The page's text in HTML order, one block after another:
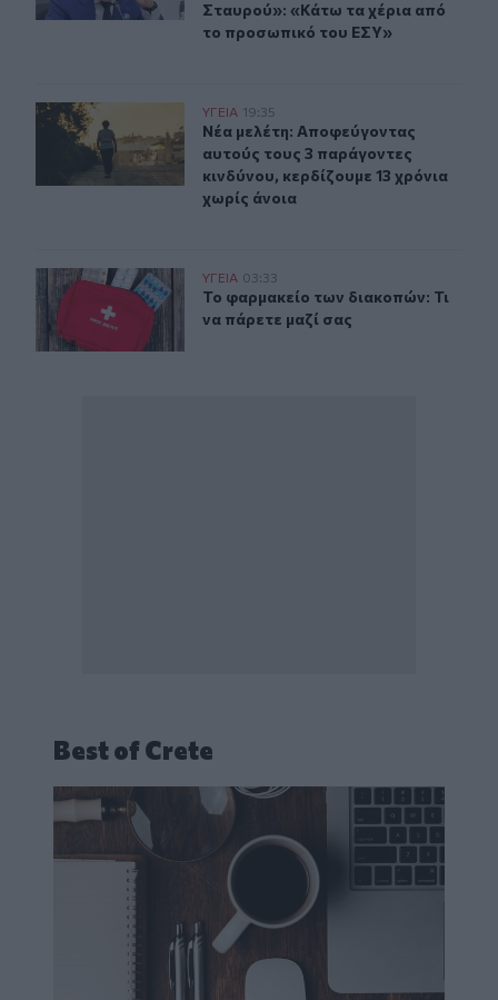
Σταυρού»: «Κάτω τα χέρια από
το προσωπικό του ΕΣΥ»
Νέα μελέτη: Αποφεύγοντας αυτούς τους 3 παράγοντες
ΥΓΕΙΑ 19:35
Νέα μελέτη: Αποφεύγοντας αυτούς
Νέα μελέτη: Αποφεύγοντας
αυτούς τους 3 παράγοντες
κινδύνου, κερδίζουμε 13 χρόνια
χωρίς άνοια
Το φαρμακείο των διακοπών: Τι να πάρετε μαζί σας
ΥΓΕΙΑ 03:33
Το φαρμακείο των διακοπών: Τι να
Το φαρμακείο των διακοπών: Τι
να πάρετε μαζί σας
Best of Crete